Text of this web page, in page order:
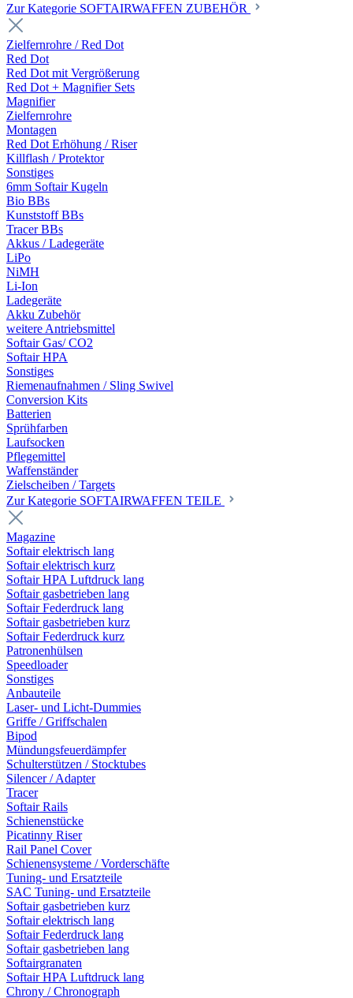
Zur Kategorie SOFTAIRWAFFEN ZUBEHÖR
Zielfernrohre / Red Dot
Red Dot
Red Dot mit Vergrößerung
Red Dot + Magnifier Sets
Magnifier
Zielfernrohre
Montagen
Red Dot Erhöhung / Riser
Killflash / Protektor
Sonstiges
6mm Softair Kugeln
Bio BBs
Kunststoff BBs
Tracer BBs
Akkus / Ladegeräte
LiPo
NiMH
Li-Ion
Ladegeräte
Akku Zubehör
weitere Antriebsmittel
Softair Gas/ CO2
Softair HPA
Sonstiges
Riemenaufnahmen / Sling Swivel
Conversion Kits
Batterien
Sprühfarben
Laufsocken
Pflegemittel
Waffenständer
Zielscheiben / Targets
Zur Kategorie SOFTAIRWAFFEN TEILE
Magazine
Softair elektrisch lang
Softair elektrisch kurz
Softair HPA Luftdruck lang
Softair gasbetrieben lang
Softair Federdruck lang
Softair gasbetrieben kurz
Softair Federdruck kurz
Patronenhülsen
Speedloader
Sonstiges
Anbauteile
Laser- und Licht-Dummies
Griffe / Griffschalen
Bipod
Mündungsfeuerdämpfer
Schulterstützen / Stocktubes
Silencer / Adapter
Tracer
Softair Rails
Schienenstücke
Picatinny Riser
Rail Panel Cover
Schienensysteme / Vorderschäfte
Tuning- und Ersatzteile
SAC Tuning- und Ersatzteile
Softair gasbetrieben kurz
Softair elektrisch lang
Softair Federdruck lang
Softair gasbetrieben lang
Softairgranaten
Softair HPA Luftdruck lang
Chrony / Chronograph